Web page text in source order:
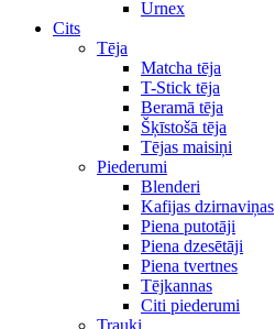
Urnex
Cits
Tēja
Matcha tēja
T-Stick tēja
Beramā tēja
Šķīstošā tēja
Tējas maisiņi
Piederumi
Blenderi
Kafijas dzirnaviņas
Piena putotāji
Piena dzesētāji
Piena tvertnes
Tējkannas
Citi piederumi
Trauki